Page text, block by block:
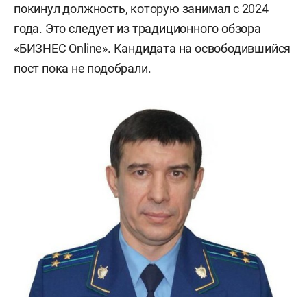
покинул должность, которую занимал с 2024
года. Это следует из традиционногообзора
«БИЗНЕС Online». Кандидата на освободившийся
пост пока не подобрали.